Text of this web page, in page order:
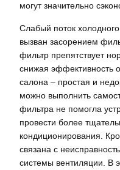
могут значительно
Слабый поток
вызван засорением
фильтр препятствует
снижая эффективность
салона – простая и
можно выполнить
фильтра не помогла
провести более
кондиционирования.
связана с
системы вентиляции. В